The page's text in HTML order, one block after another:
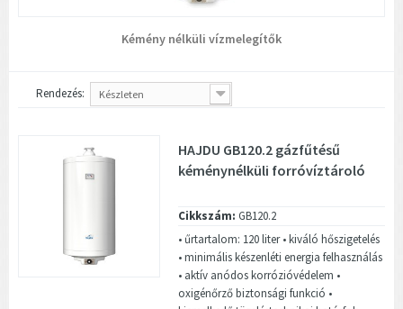
Kémény nélküli vízmelegítők
Rendezés: Készleten
HAJDU GB120.2 gázfűtésű
kéménynélküli forróvíztároló
Cikkszám: GB120.2
• űrtartalom: 120 liter • kiváló hőszigetelés
• minimális készenléti energia felhasználás
• aktív anódos korrózióvédelem •
oxigénőrző biztonsági funkció •